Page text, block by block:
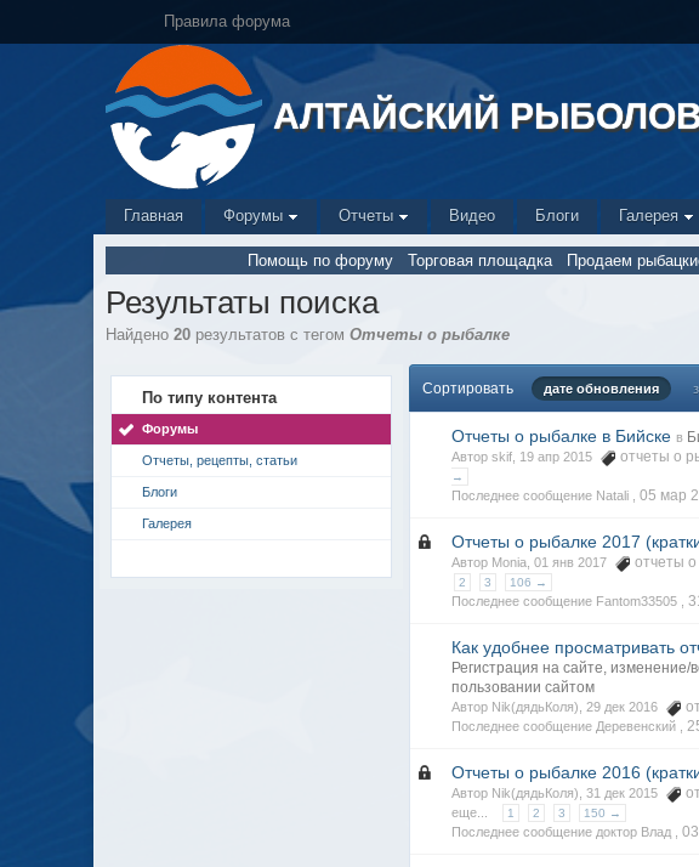
Правила форума
АЛТАЙСКИЙ
Главная Форумы Отчеты Видео Блоги Галерея
Помощь по форуму Торговая площадка Продаем
Результаты поиска
Найдено20 результатов с тегомОтчеты о рыбалке
По типу контента
Форумы
Отчеты, рецепты, статьи
Блоги
Галерея
Сортировать дате обновления
Отчеты о рыбалке в Бийске в
Автор skif, 19 апр 2015 отчеты о
→
Последнее сообщение Natali ,05 мар
Отчеты о рыбалке 2017
Автор Monia, 01 янв 2017 отчеты
2
3 106 →
Последнее сообщение Fantom33505 ,
Как удобнее просматривать
Регистрация на сайте,
пользовании сайтом
Автор Nik(дядьКоля), 29 дек 2016
Последнее сообщение Деревенский ,
Отчеты о рыбалке 2016
Автор Nik(дядьКоля), 31 дек 2015
еще...
1 2 3 150 →
Последнее сообщение доктор Влад ,